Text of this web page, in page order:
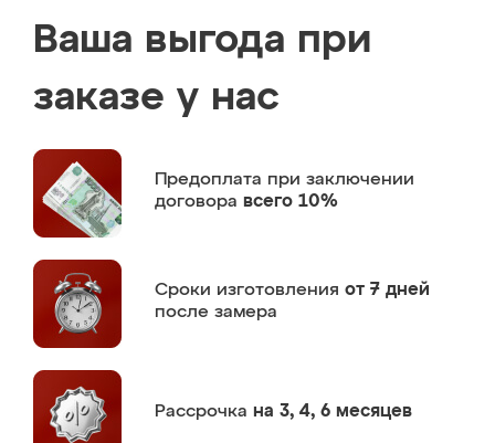
Ваша выгода при
заказе у нас
Предоплата при заключении
договора всего 10%
Сроки изготовления от 7 дней
после замера
Рассрочка на 3, 4, 6 месяцев